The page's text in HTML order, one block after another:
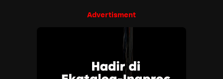
Advertisment